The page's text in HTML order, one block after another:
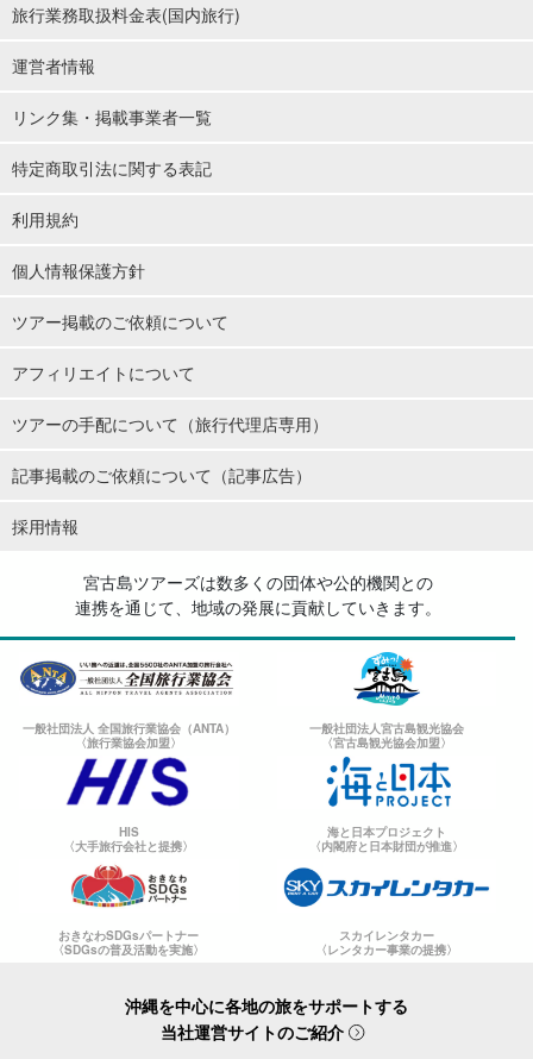
旅行業務取扱料金表(国内旅行)
運営者情報
リンク集・掲載事業者一覧
特定商取引法に関する表記
利用規約
個人情報保護方針
ツアー掲載のご依頼について
アフィリエイトについて
ツアーの手配について（旅行代理店専用）
記事掲載のご依頼について（記事広告）
採用情報
宮古島ツアーズは数多くの団体や公的機関との
連携を通じて、地域の発展に貢献していきます。
一般社団法人 全国旅行業協会（ANTA）
〈旅行業協会加盟〉
一般社団法人宮古島観光協会
〈宮古島観光協会加盟〉
HIS
〈大手旅行会社と提携〉
海と日本プロジェクト
〈内閣府と日本財団が推進〉
おきなわSDGsパートナー
〈SDGsの普及活動を実施〉
スカイレンタカー
〈レンタカー事業の提携〉
沖縄を中心に各地の旅をサポートする
当社運営サイトのご紹介